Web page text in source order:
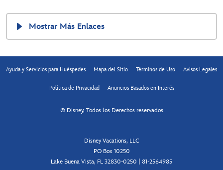
Mostrar Más Enlaces
Ayuda y Servicios para Huéspedes Mapa del Sitio Términos de Uso Avisos Legales
Política de Privacidad Anuncios Basados en Interés
© Disney, Todos los Derechos reservados
Disney Vacations, LLC
PO Box 10250
Lake Buena Vista, FL 32830-0250 | 81-2564985